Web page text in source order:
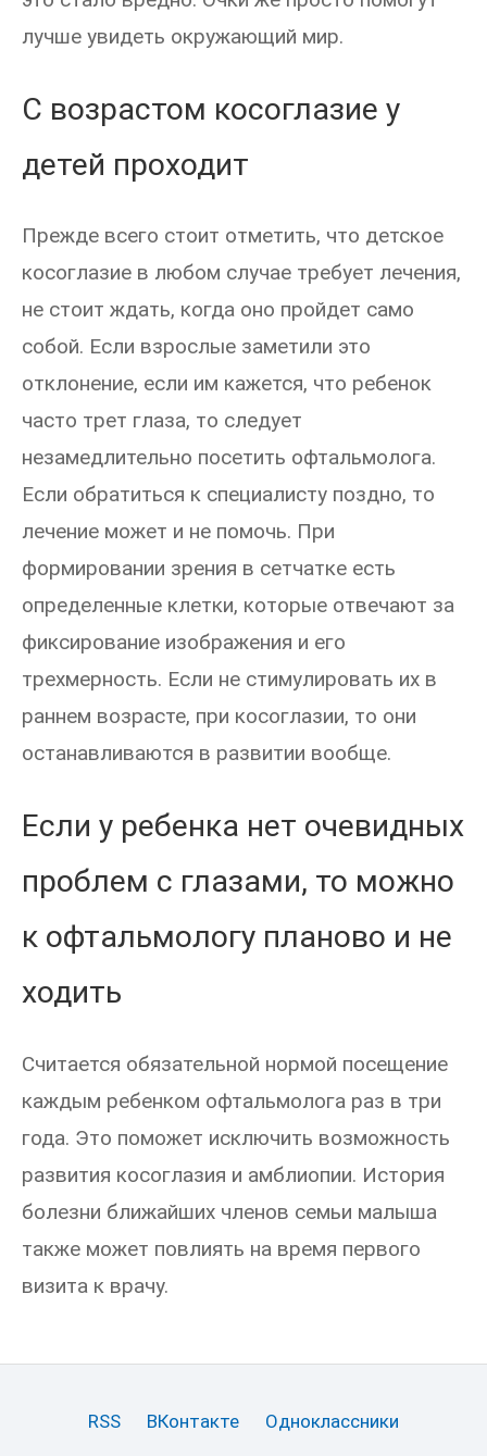
лучше увидеть окружающий мир.
С возрастом косоглазие у
детей проходит
Прежде всего стоит отметить, что детское
косоглазие в любом случае требует лечения,
не стоит ждать, когда оно пройдет само
собой. Если взрослые заметили это
отклонение, если им кажется, что ребенок
часто трет глаза, то следует
незамедлительно посетить офтальмолога.
Если обратиться к специалисту поздно, то
лечение может и не помочь. При
формировании зрения в сетчатке есть
определенные клетки, которые отвечают за
фиксирование изображения и его
трехмерность. Если не стимулировать их в
раннем возрасте, при косоглазии, то они
останавливаются в развитии вообще.
Если у ребенка нет очевидных
проблем с глазами, то можно
к офтальмологу планово и не
ходить
Считается обязательной нормой посещение
каждым ребенком офтальмолога раз в три
года. Это поможет исключить возможность
развития косоглазия и амблиопии. История
болезни ближайших членов семьи малыша
также может повлиять на время первого
визита к врачу.
RSS ВКонтакте Одноклассники